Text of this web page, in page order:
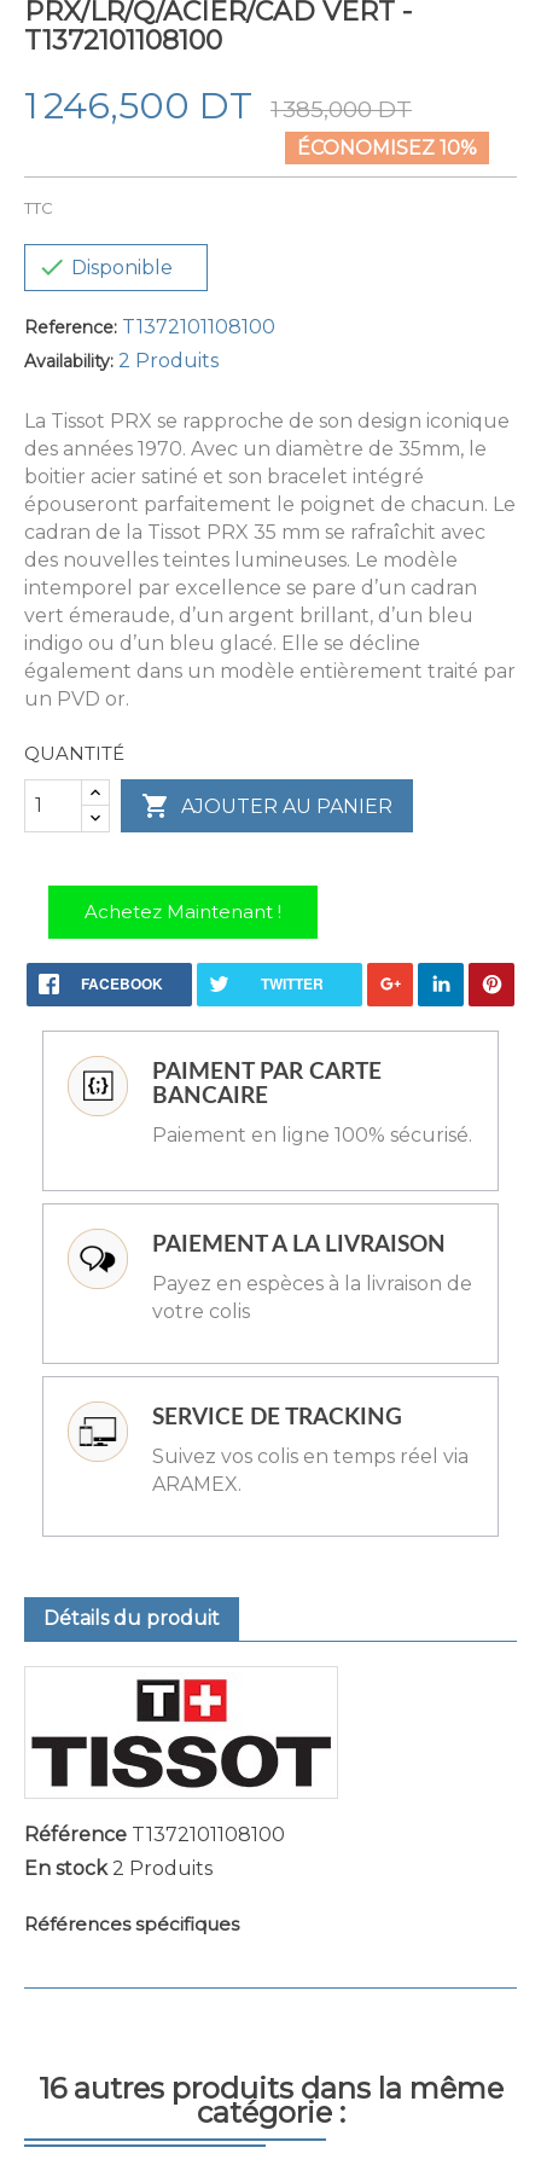
PRX/LR/Q/ACIER/CAD VERT -
T1372101108100
1 246,500 DT 1 385,000 DT
ÉCONOMISEZ 10%
TTC
 Disponible
Reference: T1372101108100
Availability: 2 Produits
La Tissot PRX se rapproche de son design iconique
des années 1970. Avec un diamètre de 35mm, le
boitier acier satiné et son bracelet intégré
épouseront parfaitement le poignet de chacun. Le
cadran de la Tissot PRX 35 mm se rafraîchit avec
des nouvelles teintes lumineuses. Le modèle
intemporel par excellence se pare d’un cadran
vert émeraude, d’un argent brillant, d’un bleu
indigo ou d’un bleu glacé. Elle se décline
également dans un modèle entièrement traité par
un PVD or.
QUANTITÉ
 AJOUTER AU PANIER
Achetez Maintenant !
FACEBOOK TWITTER
PAIMENT PAR CARTE
BANCAIRE
Paiement en ligne 100% sécurisé.
PAIEMENT A LA LIVRAISON
Payez en espèces à la livraison de
votre colis
SERVICE DE TRACKING
Suivez vos colis en temps réel via
ARAMEX.
Détails du produit
Référence T1372101108100
En stock 2 Produits
Références spécifiques
16 autres produits dans la même
catégorie :